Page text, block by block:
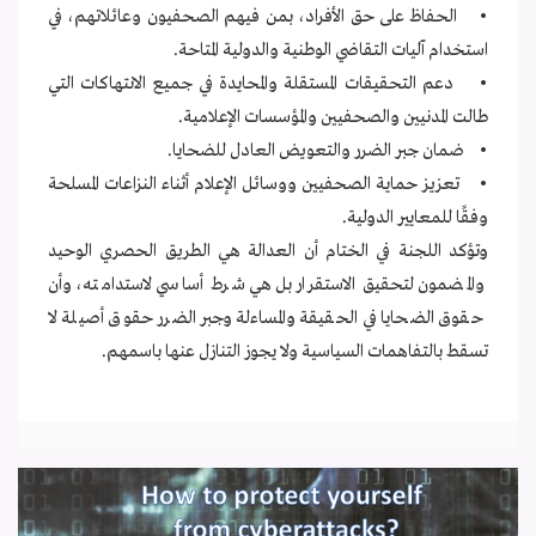
• الحفاظ على حق الأفراد، بمن فيهم الصحفيون وعائلاتهم، في
استخدام آليات التقاضي الوطنية والدولية المتاحة.
• دعم التحقيقات المستقلة والمحايدة في جميع الانتهاكات التي
طالت المدنيين والصحفيين والمؤسسات الإعلامية.
• ضمان جبر الضرر والتعويض العادل للضحايا.
• تعزيز حماية الصحفيين ووسائل الإعلام أثناء النزاعات المسلحة
وفقًا للمعايير الدولية.
وتؤكد اللجنة في الختام أن العدالة هي الطريق الحصري الوحيد
والمضمون لتحقيق الاستقرار بل هي شرط أساسي لاستدامته، وأن
حقوق الضحايا في الحقيقة والمساءلة وجبر الضرر حقوق أصيلة لا
تسقط بالتفاهمات السياسية ولا يجوز التنازل عنها باسمهم.